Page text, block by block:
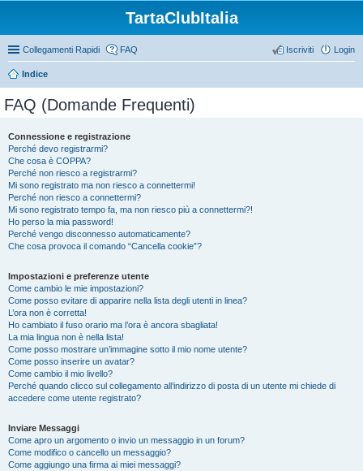
TartaClubItalia
Collegamenti Rapidi FAQ Login
Iscriviti
Indice
FAQ (Domande Frequenti)
Connessione e registrazione
Perché devo registrarmi?
Che cosa è COPPA?
Perché non riesco a registrarmi?
Mi sono registrato ma non riesco a connettermi!
Perché non riesco a connettermi?
Mi sono registrato tempo fa, ma non riesco più a connettermi?!
Ho perso la mia password!
Perché vengo disconnesso automaticamente?
Che cosa provoca il comando “Cancella cookie”?
Impostazioni e preferenze utente
Come cambio le mie impostazioni?
Come posso evitare di apparire nella lista degli utenti in linea?
L’ora non è corretta!
Ho cambiato il fuso orario ma l’ora è ancora sbagliata!
La mia lingua non è nella lista!
Come posso mostrare un’immagine sotto il mio nome utente?
Come posso inserire un avatar?
Come cambio il mio livello?
Perché quando clicco sul collegamento all’indirizzo di posta di un utente mi chiede di
accedere come utente registrato?
Inviare Messaggi
Come apro un argomento o invio un messaggio in un forum?
Come modifico o cancello un messaggio?
Come aggiungo una firma ai miei messaggi?